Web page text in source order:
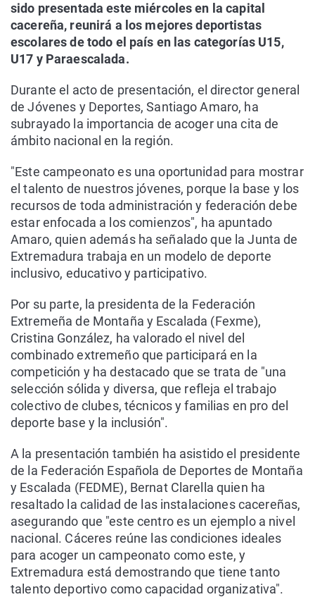
sido presentada este miércoles en la capital
cacereña, reunirá a los mejores deportistas
escolares de todo el país en las categorías U15,
U17 y Paraescalada.
Durante el acto de presentación, el director general
de Jóvenes y Deportes, Santiago Amaro, ha
subrayado la importancia de acoger una cita de
ámbito nacional en la región.
"Este campeonato es una oportunidad para mostrar
el talento de nuestros jóvenes, porque la base y los
recursos de toda administración y federación debe
estar enfocada a los comienzos", ha apuntado
Amaro, quien además ha señalado que la Junta de
Extremadura trabaja en un modelo de deporte
inclusivo, educativo y participativo.
Por su parte, la presidenta de la Federación
Extremeña de Montaña y Escalada (Fexme),
Cristina González, ha valorado el nivel del
combinado extremeño que participará en la
competición y ha destacado que se trata de "una
selección sólida y diversa, que refleja el trabajo
colectivo de clubes, técnicos y familias en pro del
deporte base y la inclusión".
A la presentación también ha asistido el presidente
de la Federación Española de Deportes de Montaña
y Escalada (FEDME), Bernat Clarella quien ha
resaltado la calidad de las instalaciones cacereñas,
asegurando que "este centro es un ejemplo a nivel
nacional. Cáceres reúne las condiciones ideales
para acoger un campeonato como este, y
Extremadura está demostrando que tiene tanto
talento deportivo como capacidad organizativa".